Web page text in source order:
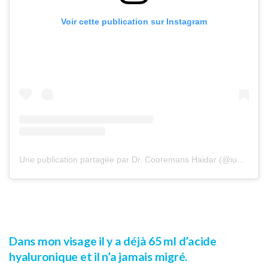
Voir cette publication sur Instagram
Dans mon visage il y a déjà 65 ml d’acide
hyaluronique et il n’a jamais migré.